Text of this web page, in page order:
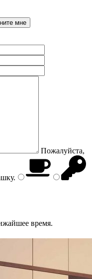
Пожалуйста,
.
время.